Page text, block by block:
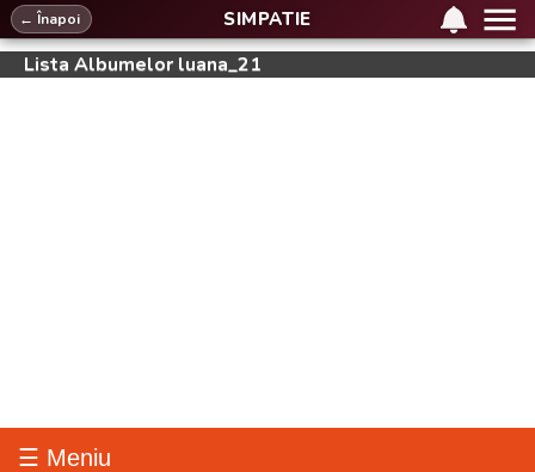
SIMPATIE
← Înapoi
Lista Albumelor luana_21
☰ Meniu